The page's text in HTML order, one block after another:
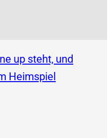
up steht, und
Heimspiel